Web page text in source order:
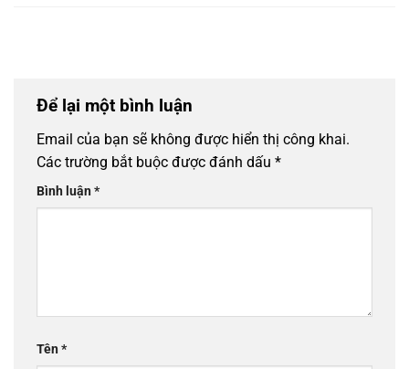
Để lại một bình luận
Email của bạn sẽ không được hiển thị công khai.
Các trường bắt buộc được đánh dấu *
Bình luận*
Tên*